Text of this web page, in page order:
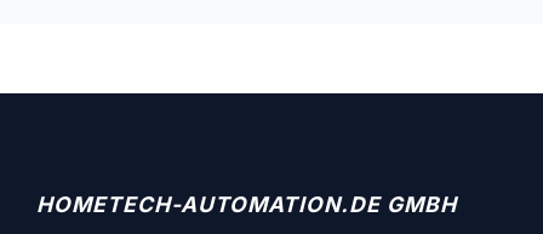
HOMETECH-AUTOMATION.DE GMBH